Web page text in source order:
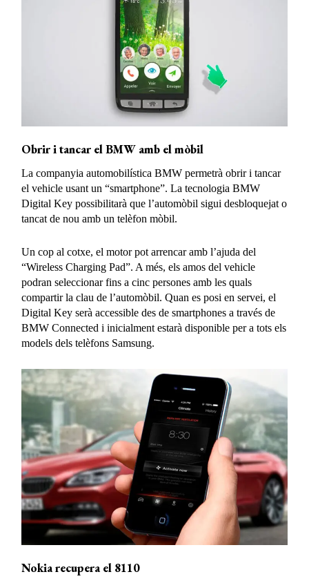
Obrir i tancar el BMW amb el mòbil
La companyia automobilística BMW permetrà obrir i tancar
el vehicle usant un “smartphone”. La tecnologia BMW
Digital Key possibilitarà que l’automòbil sigui desbloquejat o
tancat de nou amb un telèfon mòbil.
Un cop al cotxe, el motor pot arrencar amb l’ajuda del
“Wireless Charging Pad”. A més, els amos del vehicle
podran seleccionar fins a cinc persones amb les quals
compartir la clau de l’automòbil. Quan es posi en servei, el
Digital Key serà accessible des de smartphones a través de
BMW Connected i inicialment estarà disponible per a tots els
models dels telèfons Samsung.
Nokia recupera el 8110